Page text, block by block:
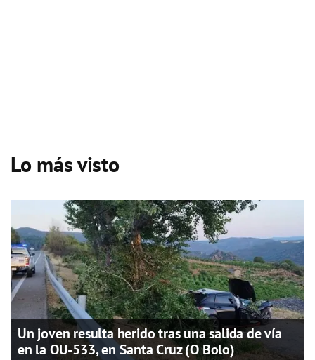
Lo más visto
Un joven resulta herido tras una salida de vía
en la OU-533, en Santa Cruz (O Bolo)